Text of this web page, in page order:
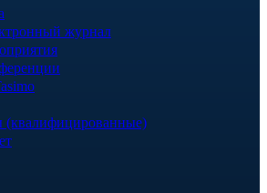
журнал
(квалифицированные)